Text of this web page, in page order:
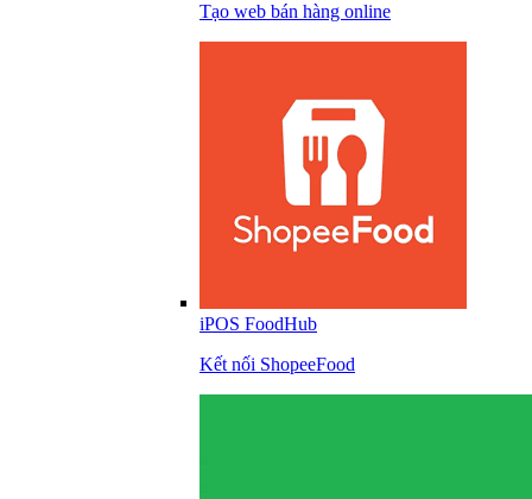
Tạo web bán hàng online
iPOS FoodHub
Kết nối ShopeeFood